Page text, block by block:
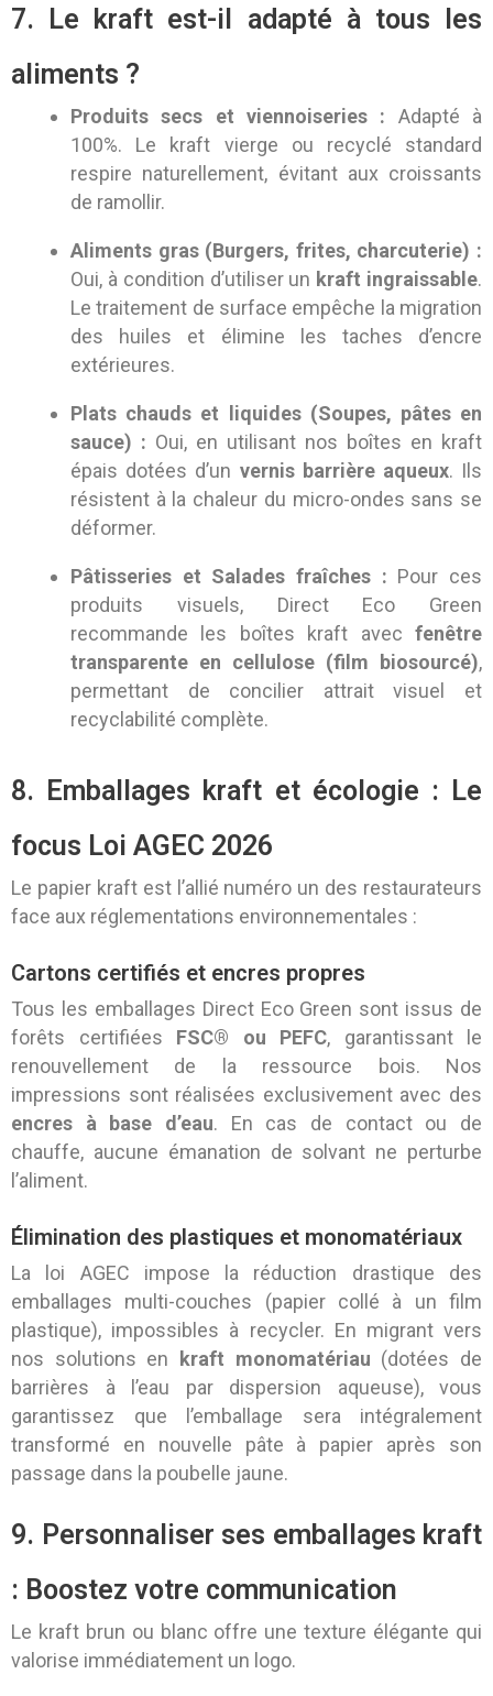
7. Le kraft est-il adapté à tous les
aliments ?
Produits secs et viennoiseries : Adapté à
100%. Le kraft vierge ou recyclé standard
respire naturellement, évitant aux croissants
de ramollir.
Aliments gras (Burgers, frites, charcuterie) :
Oui, à condition d’utiliser un kraft ingraissable.
Le traitement de surface empêche la migration
des huiles et élimine les taches d’encre
extérieures.
Plats chauds et liquides (Soupes, pâtes en
sauce) : Oui, en utilisant nos boîtes en kraft
épais dotées d’un vernis barrière aqueux. Ils
résistent à la chaleur du micro-ondes sans se
déformer.
Pâtisseries et Salades fraîches : Pour ces
produits visuels, Direct Eco Green
recommande les boîtes kraft avec fenêtre
transparente en cellulose (film biosourcé),
permettant de concilier attrait visuel et
recyclabilité complète.
8. Emballages kraft et écologie : Le
focus Loi AGEC 2026
Le papier kraft est l’allié numéro un des restaurateurs
face aux réglementations environnementales :
Cartons certifiés et encres propres
Tous les emballages Direct Eco Green sont issus de
forêts certifiées FSC® ou PEFC, garantissant le
renouvellement de la ressource bois. Nos
impressions sont réalisées exclusivement avec des
encres à base d’eau. En cas de contact ou de
chauffe, aucune émanation de solvant ne perturbe
l’aliment.
Élimination des plastiques et monomatériaux
La loi AGEC impose la réduction drastique des
emballages multi-couches (papier collé à un film
plastique), impossibles à recycler. En migrant vers
nos solutions en
kraft monomatériau (dotées de
barrières à l’eau par dispersion aqueuse), vous
garantissez que l’emballage sera intégralement
transformé en nouvelle pâte à papier après son
passage dans la poubelle jaune.
9. Personnaliser ses emballages kraft
: Boostez votre communication
Le kraft brun ou blanc offre une texture élégante qui
valorise immédiatement un logo.